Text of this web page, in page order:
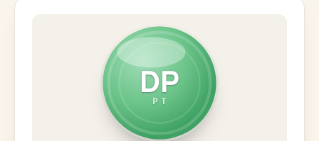
DP
PT